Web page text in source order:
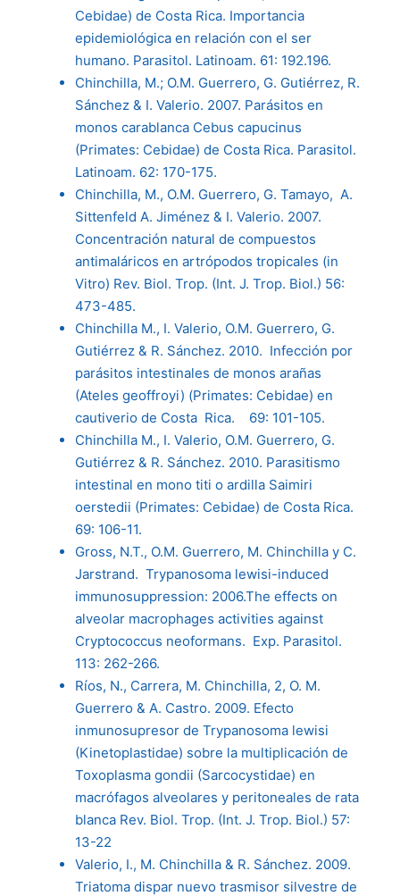
Cebidae) de Costa Rica. Importancia
epidemiológica en relación con el ser
humano. Parasitol. Latinoam. 61: 192.196.
Chinchilla, M.; O.M. Guerrero, G. Gutiérrez, R.
Sánchez & I. Valerio. 2007. Parásitos en
monos carablanca Cebus capucinus
(Primates: Cebidae) de Costa Rica. Parasitol.
Latinoam. 62: 170-175.
Chinchilla, M., O.M. Guerrero, G. Tamayo, A.
Sittenfeld A. Jiménez & I. Valerio. 2007.
Concentración natural de compuestos
antimaláricos en artrópodos tropicales (in
Vitro) Rev. Biol. Trop. (Int. J. Trop. Biol.) 56:
473-485.
Chinchilla M., I. Valerio, O.M. Guerrero, G.
Gutiérrez & R. Sánchez. 2010. Infección por
parásitos intestinales de monos arañas
(Ateles geoffroyi) (Primates: Cebidae) en
cautiverio de Costa Rica. 69: 101-105.
Chinchilla M., I. Valerio, O.M. Guerrero, G.
Gutiérrez & R. Sánchez. 2010. Parasitismo
intestinal en mono titi o ardilla Saimiri
oerstedii (Primates: Cebidae) de Costa Rica.
69: 106-11.
Gross, N.T., O.M. Guerrero, M. Chinchilla y C.
Jarstrand. Trypanosoma lewisi-induced
immunosuppression: 2006.The effects on
alveolar macrophages activities against
Cryptococcus neoformans. Exp. Parasitol.
113: 262-266.
Ríos, N., Carrera, M. Chinchilla, 2, O. M.
Guerrero & A. Castro. 2009. Efecto
inmunosupresor de Trypanosoma lewisi
(Kinetoplastidae) sobre la multiplicación de
Toxoplasma gondii (Sarcocystidae) en
macrófagos alveolares y peritoneales de rata
blanca Rev. Biol. Trop. (Int. J. Trop. Biol.) 57:
13-22
Valerio, I., M. Chinchilla & R. Sánchez. 2009.
Triatoma dispar nuevo trasmisor silvestre de